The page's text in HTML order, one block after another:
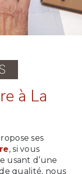
ses
, si vous
usant d’une
qualité, nous